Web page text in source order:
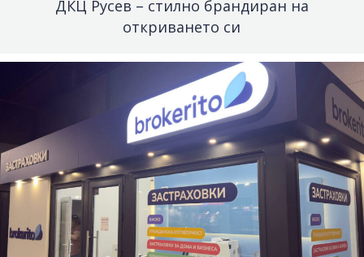
ДКЦ Русев – стилно брандиран на
откриването си